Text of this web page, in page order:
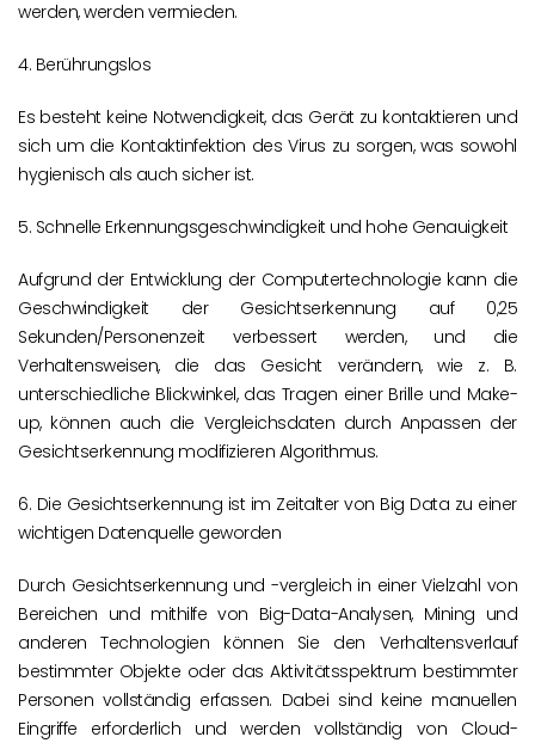
werden, werden vermieden.
4. Berührungslos
Es besteht keine Notwendigkeit, das Gerät zu kontaktieren und
sich um die Kontaktinfektion des Virus zu sorgen, was sowohl
hygienisch als auch sicher ist.
5. Schnelle Erkennungsgeschwindigkeit und hohe Genauigkeit
Aufgrund der Entwicklung der Computertechnologie kann die
Geschwindigkeit der Gesichtserkennung auf 0,25
Sekunden/Personenzeit verbessert werden, und die
Verhaltensweisen, die das Gesicht verändern, wie z. B.
unterschiedliche Blickwinkel, das Tragen einer Brille und Make-
up, können auch die Vergleichsdaten durch Anpassen der
Gesichtserkennung modifizieren Algorithmus.
6. Die Gesichtserkennung ist im Zeitalter von Big Data zu einer
wichtigen Datenquelle geworden
Durch Gesichtserkennung und -vergleich in einer Vielzahl von
Bereichen und mithilfe von Big-Data-Analysen, Mining und
anderen Technologien können Sie den Verhaltensverlauf
bestimmter Objekte oder das Aktivitätsspektrum bestimmter
Personen vollständig erfassen. Dabei sind keine manuellen
Eingriffe erforderlich und werden vollständig von Cloud-